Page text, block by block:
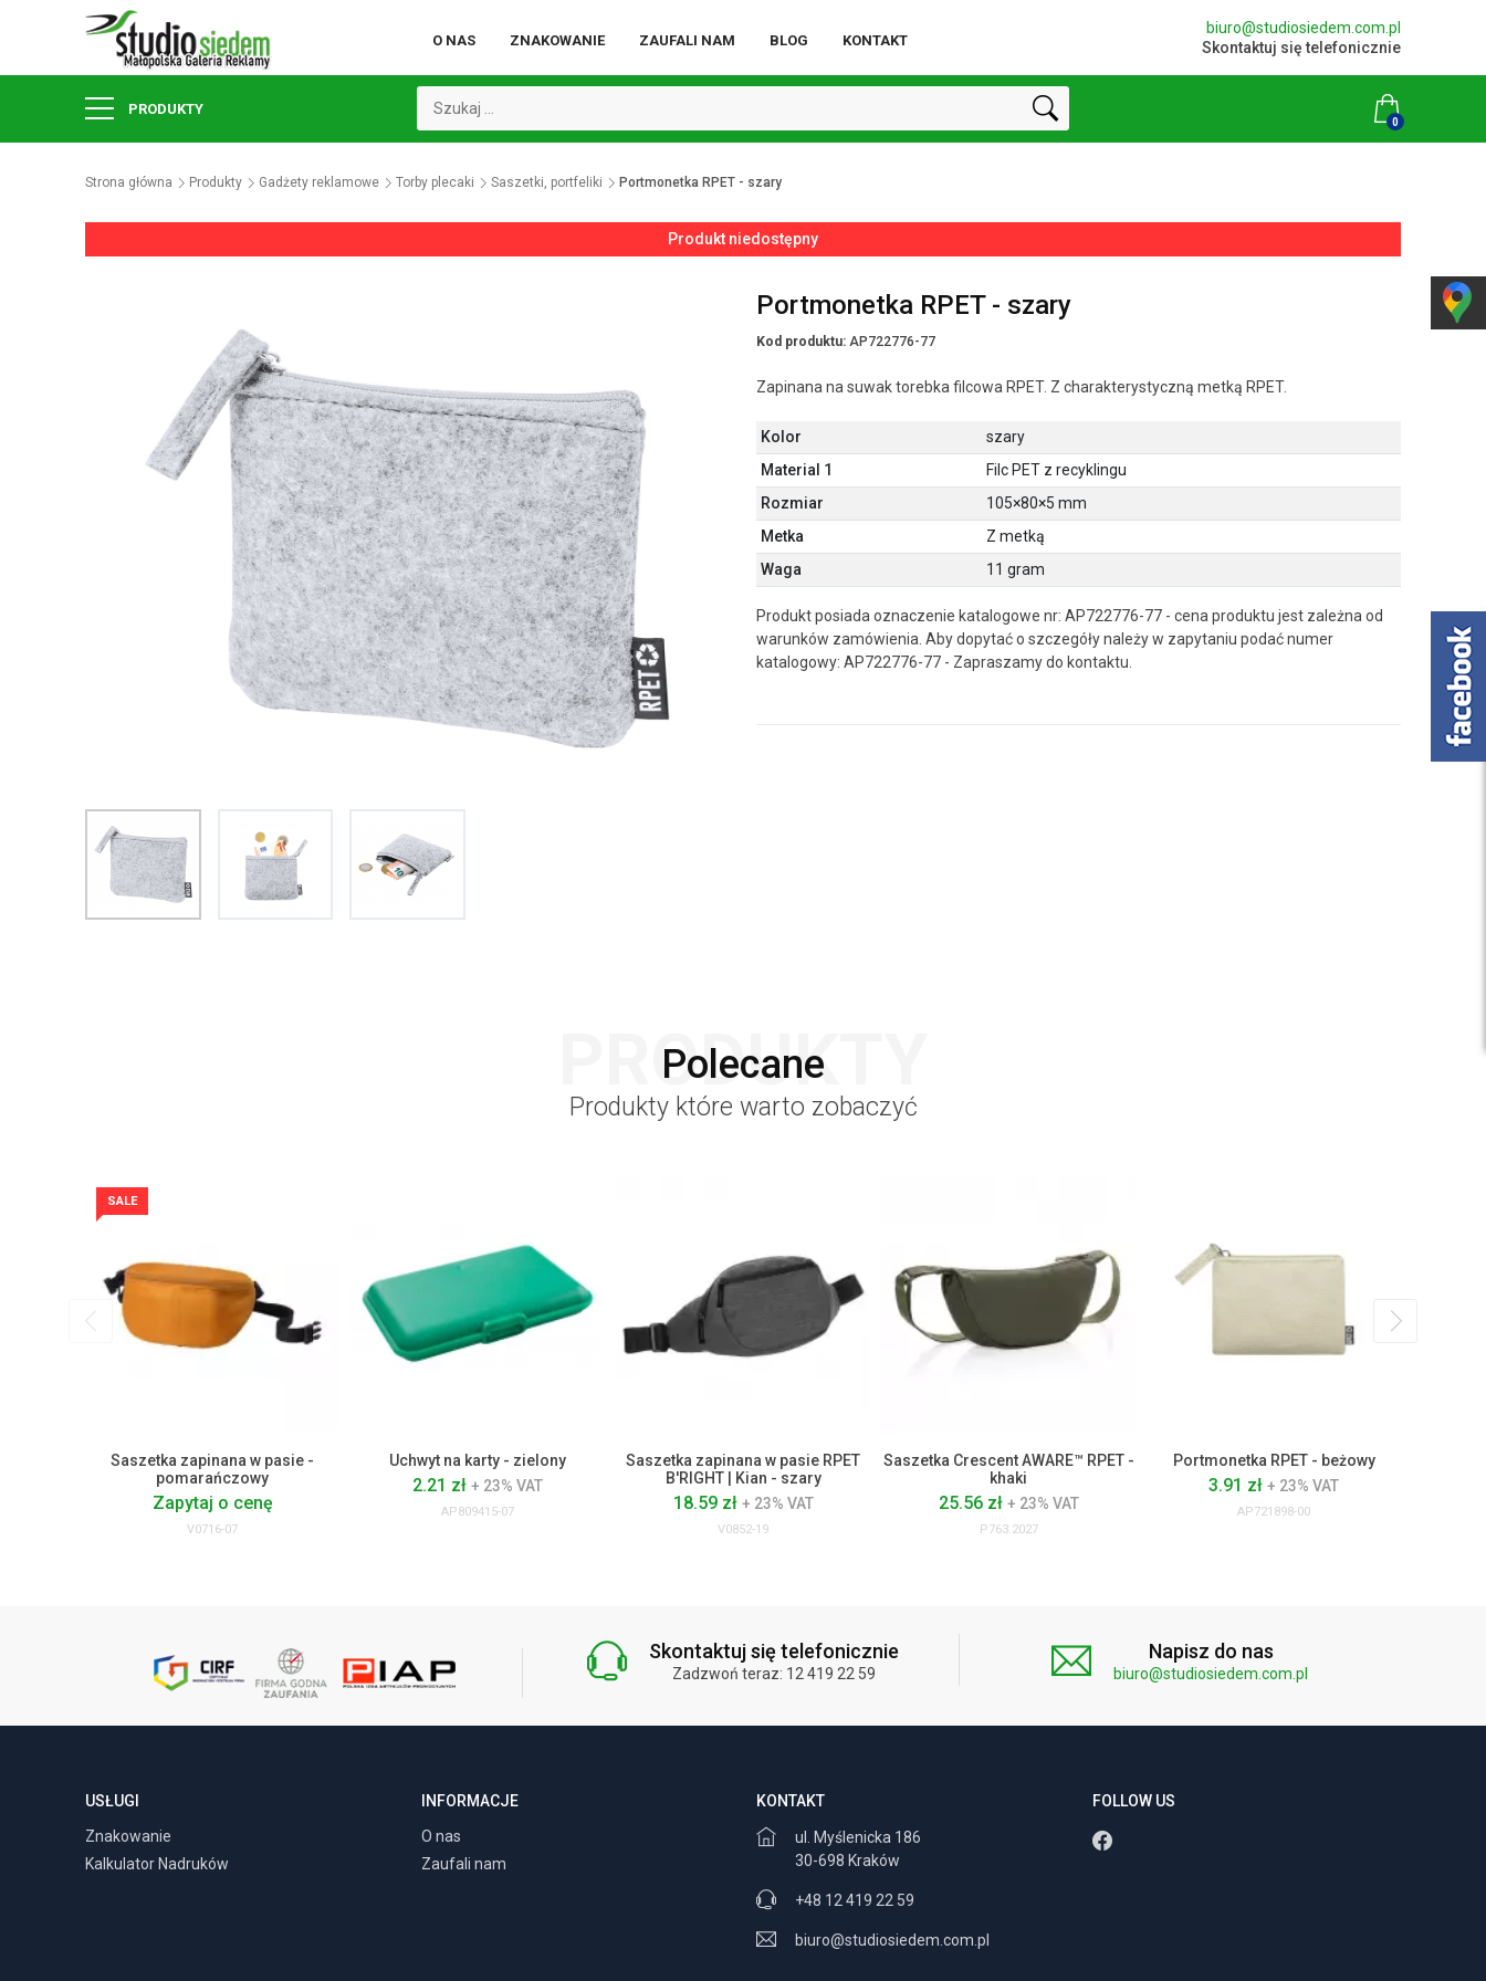
O NAS ZNAKOWANIE ZAUFALI NAM BLOG KONTAKT
biuro@studiosiedem.com.pl
Skontaktuj się telefonicznie
PRODUKTY
0
Strona główna Produkty Gadżety reklamowe Torby plecaki Saszetki, portfeliki Portmonetka RPET - szary
Produkt niedostępny
Portmonetka RPET - szary
Kod produktu: AP722776-77
Zapinana na suwak torebka filcowa RPET. Z charakterystyczną metką RPET.
Kolor
szary
Material 1
Filc PET z recyklingu
Rozmiar
105×80×5 mm
Metka
Z metką
Waga
11 gram
Produkt posiada oznaczenie katalogowe nr: AP722776-77 - cena produktu jest zależna od
warunków zamówienia. Aby dopytać o szczegóły należy w zapytaniu podać numer
katalogowy: AP722776-77 - Zapraszamy do kontaktu.
Polecane
PRODUKTY
Produkty które warto zobaczyć
SALE
Saszetka zapinana w pasie -
pomarańczowy
Zapytaj o cenę
V0716-07
Uchwyt na karty - zielony
2.21 zł + 23% VAT
AP809415-07
Saszetka zapinana w pasie RPET
B'RIGHT | Kian - szary
18.59 zł + 23% VAT
V0852-19
Saszetka Crescent AWARE™ RPET -
khaki
25.56 zł + 23% VAT
P763.2027
Portmonetka RPET - beżowy
3.91 zł + 23% VAT
AP721898-00
Skontaktuj się telefonicznie
Zadzwoń teraz: 12 419 22 59
Napisz do nas
biuro@studiosiedem.com.pl
USŁUGI
Znakowanie
Kalkulator Nadruków
INFORMACJE
O nas
Zaufali nam
KONTAKT
ul. Myślenicka 186
30-698 Kraków
+48 12 419 22 59
biuro@studiosiedem.com.pl
FOLLOW US